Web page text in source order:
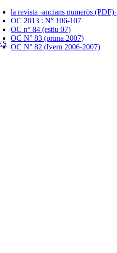
la revista -ancians numeròs (PDF)-
OC 2013 : N° 106-107
OC n° 84 (estiu 07)
OC N° 83 (prima 2007)
OC N° 82 (Ivern 2006-2007)